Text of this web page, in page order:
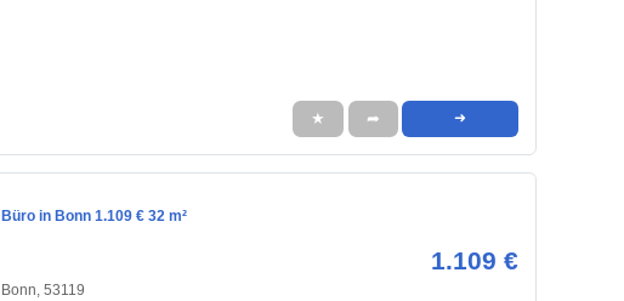
★ ➦ ➜
Büro in Bonn 1.109 € 32 m²
1.109 €
Bonn, 53119